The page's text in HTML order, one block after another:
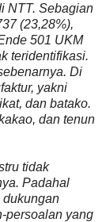
NTT. Sebagian
(23,28%),
501 UKM
teridentifikasi.
Di
yakni
dan batako.
dan tenun
tidak
Padahal
dukungan
persoalan yang